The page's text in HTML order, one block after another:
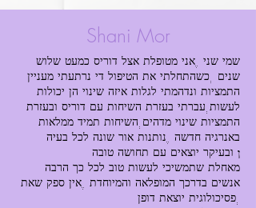
Shani Mor
שמי שני , אני מטופלת אצל דוריס כמעט שלוש
שנים . כשהתחלתי את הטיפול די נרתעתי מעניין
התמציות ונדהמתי לגלות איזה שינוי הן יכולות
לעשות. עברתי בעזרת השיחות עם דוריס ובעזרת
התמציות שינוי מדהים. השיחות תמיד ממלאות
באנרגיה חדשה , נותנות אור שונה לכל בעיה
ובעיקר יוצאים עם תחושה טובה !
מאחלת שתמשיכי לעשות טוב לכל כך הרבה
אנשים בדרכך המופלאה והמיוחדת , אין ספק שאת